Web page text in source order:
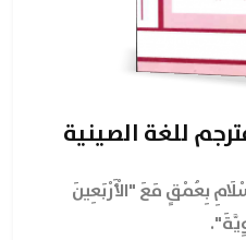
للغة الصينية
بِعُمْقٍ مَعَ "الْأَرْبَعِينَ